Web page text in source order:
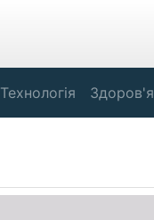
Технологія Здоров'я